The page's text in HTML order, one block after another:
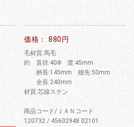
価格： 880円
毛材質:馬毛
約 直径:40Φ 渡:45mm
柄長:145mm 穂先:50mm
全長:240mm
材質:芯線ステン
商品コード/ＪＡＮコード
120732 / 45602948 02101